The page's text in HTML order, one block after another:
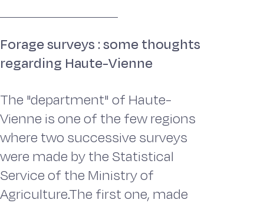
Forage surveys : some thoughts
regarding Haute-Vienne
The "department" of Haute-
Vienne is one of the few regions
where two successive surveys
were made by the Statistical
Service of the Ministry of
Agriculture.The first one, made